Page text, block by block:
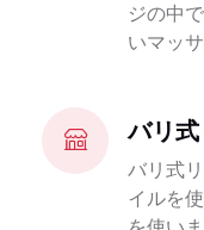
ジの中
いマッ
バリ
バリ式
イルを